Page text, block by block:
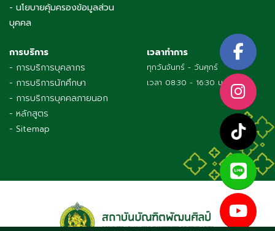
- นโยบายคุ้มครองข้อมูลส่วน
บุคคล
การบริการ
- การบริการบุคลากร
- การบริการนักศึกษา
- การบริการบุคคลภายนอก
- หลักสูตร
- Sitemap
เวลาทำการ
ทุกวันจันทร์ - วันศุกร์
เวลา 08:30 - 16:30 น.